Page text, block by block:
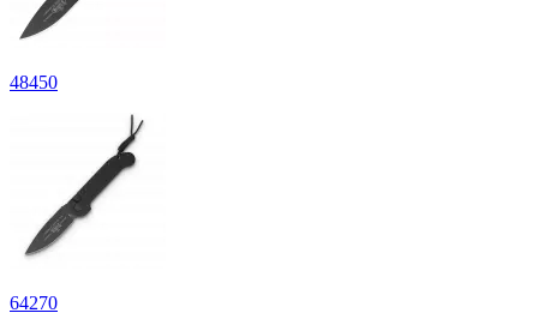
48450
64270